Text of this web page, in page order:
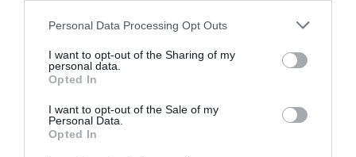
Please note that this website/app uses one or more Google
not limited to your visit or usage behaviour. You may click to
grant or deny consent to Google and its third-party tags to
use your data for below specified purposes in below Google
consent section.
Personal Data Processing Opt Outs
I want to opt-out of the Sharing of my
personal data.
Opted In
I want to opt-out of the Sale of my
Personal Data.
Opted In